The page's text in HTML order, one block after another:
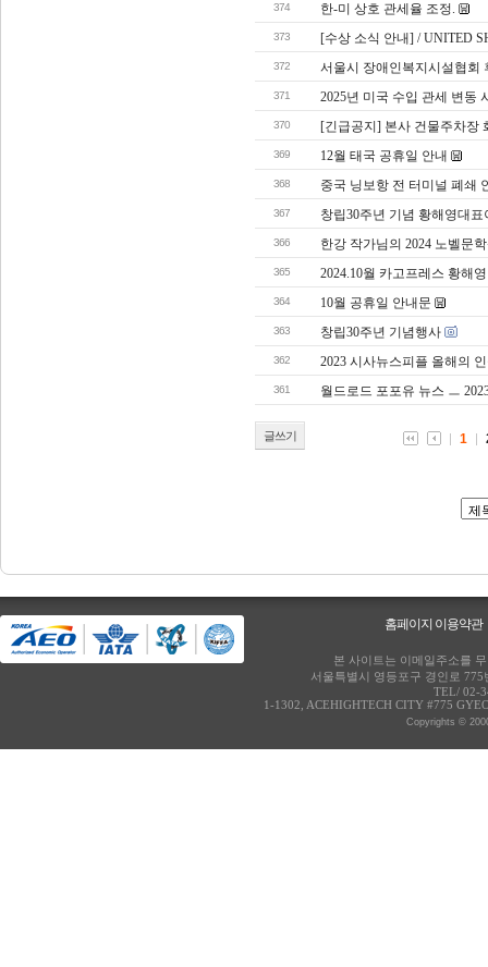
374 한-미 상호 관세율 조정.
373 [수상 소식 안내] / UNITED
372 서울시 장애인복지시설협회
371 2025년 미국 수입 관세 변동
370 [긴급공지] 본사 건물주차장
369 12월 태국 공휴일 안내
368 중국 닝보항 전 터미널 폐쇄
367 창립30주년 기념 황해영대
366 한강 작가님의 2024 노벨문
365 2024.10월 카고프레스 황해
364 10월 공휴일 안내문
363 창립30주년 기념행사
362 2023 시사뉴스피플 올해의
361 월드로드 포포유 뉴스 ㅡ
글쓰기 1
홈페이지 이용약관
본 사이트는 이메일주소를
서울특별시 영등포구 경인로
TEL/ 02-
1-1302, ACEHIGHTECH CITY #775
Copyrights ©